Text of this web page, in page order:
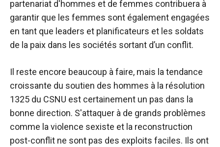
partenariat d'hommes et de femmes contribuera à
garantir que les femmes sont également engagées
en tant que leaders et planificateurs et les soldats
de la paix dans les sociétés sortant d’un conflit.
Il reste encore beaucoup à faire, mais la tendance
croissante du soutien des hommes à la résolution
1325 du CSNU est certainement un pas dans la
bonne direction. S'attaquer à de grands problèmes
comme la violence sexiste et la reconstruction
post-conflit ne sont pas des exploits faciles. Ils ont